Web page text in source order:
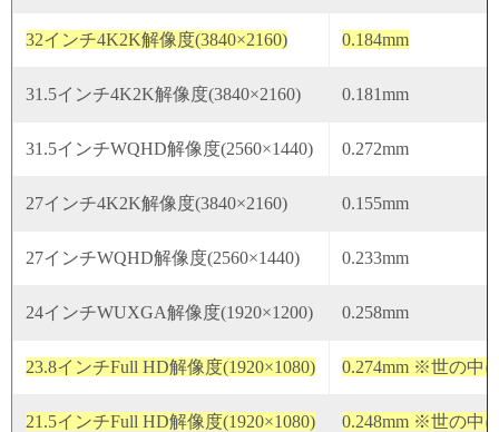
32インチ4K2K解像度(3840×2160) 0.184mm
31.5インチ4K2K解像度(3840×2160) 0.181mm
31.5インチWQHD解像度(2560×1440) 0.272mm
27インチ4K2K解像度(3840×2160) 0.155mm
27インチWQHD解像度(2560×1440) 0.233mm
24インチWUXGA解像度(1920×1200) 0.258mm
23.8インチFull HD解像度(1920×1080) 0.274mm ※世の中
21.5インチFull HD解像度(1920×1080) 0.248mm ※世の中